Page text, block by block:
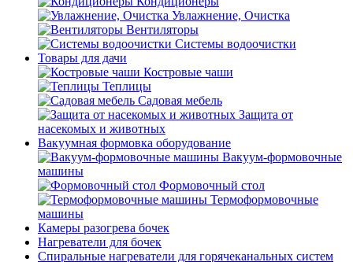
Увлажнение, Очистка
Вентиляторы
Системы водоочистки
Товары для дачи
Костровые чаши
Теплицы
Садовая мебель
Защита от
насекомых и животных
Вакуумная формовка оборудование
Вакуум-формовочные
машины
Формовочный стол
Термоформовочные
машины
Камеры разогрева бочек
Нагреватели для бочек
Спиральные нагреватели для горячеканальных систем